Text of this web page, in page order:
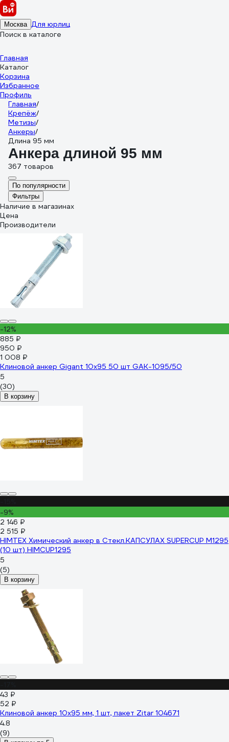
Москва Для юрлиц
Поиск в каталоге
Главная
Каталог
Корзина
Избранное
Профиль
Главная/
Крепёж/
Метизы/
Анкеры/
Длина 95 мм
Анкера длиной 95 мм
367 товаров
По популярности
Фильтры
Наличие в магазинах
Цена
Производители
-12%
885 ₽
950 ₽
1 008 ₽
Клиновой анкер Gigant 10x95 50 шт GAK-1095/50
5
(30)
В корзину
-9%
2 146 ₽
2 515 ₽
HIMTEX Химический анкер в Стекл.КАПСУЛАХ SUPERCUP M1295
(10 шт) HIMCUP1295
5
(5)
В корзину
43 ₽
52 ₽
Клиновой анкер 10x95 мм, 1 шт, пакет Zitar 104671
4.8
(9)